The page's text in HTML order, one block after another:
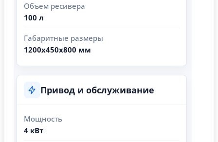
Объем ресивера
100 л
Габаритные размеры
1200х450х800 мм
Привод и обслуживание
Мощность
4 кВт